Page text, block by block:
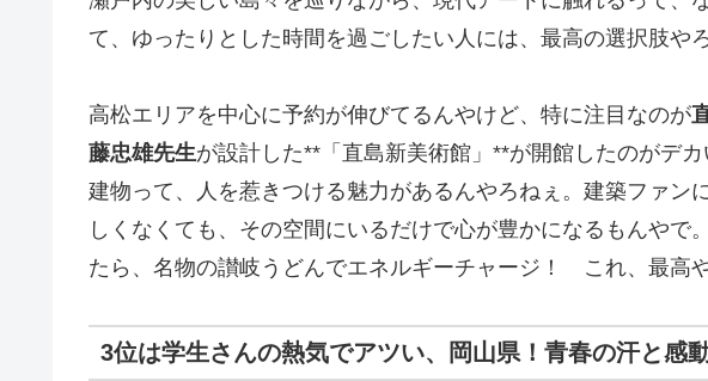
て、ゆったりとした時間を過ごしたい人には、最高の選択肢やろ
高松エリアを中心に予約が伸びてるんやけど、特に注目なのが
藤忠雄先生が設計した**「直島新美術館」**が開館したのがデ
建物って、人を惹きつける魅力があるんやろねぇ。建築ファン
しくなくても、その空間にいるだけで心が豊かになるもんやで
たら、名物の讃岐うどんでエネルギーチャージ！ これ、最高
3位は学生さんの熱気でアツい、岡山県！青春の汗と感